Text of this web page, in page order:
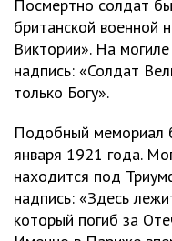
Посмертно солдат
британской военной
Виктории». На
надпись: «Солдат
только Богу».
Подобный мемориал
января 1921 года.
находится под
надпись: «Здесь
который погиб за